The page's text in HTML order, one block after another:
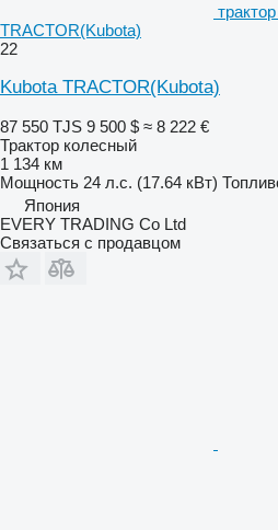
TRACTOR(Kubota)
22
Kubota TRACTOR(Kubota)
87 550 TJS 9 500 $ ≈ 8 222 €
Трактор колесный
1 134 км
Мощность 24 л.с. (17.64 кВт)
Япония
EVERY TRADING Co Ltd
Связаться с продавцом